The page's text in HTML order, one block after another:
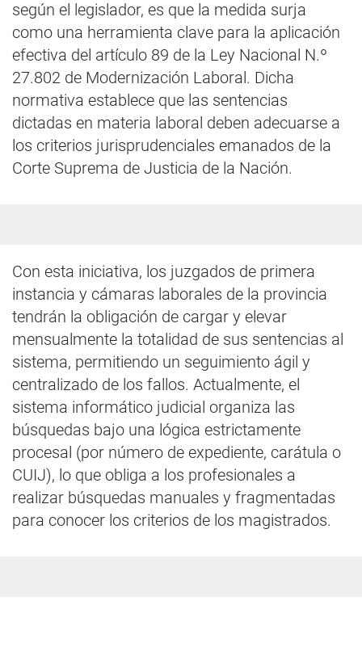
según el legislador, es que la medida surja
como una herramienta clave para la aplicación
efectiva del artículo 89 de la Ley Nacional N.º
27.802 de Modernización Laboral. Dicha
normativa establece que las sentencias
dictadas en materia laboral deben adecuarse a
los criterios jurisprudenciales emanados de la
Corte Suprema de Justicia de la Nación.
Con esta iniciativa, los juzgados de primera
instancia y cámaras laborales de la provincia
tendrán la obligación de cargar y elevar
mensualmente la totalidad de sus sentencias al
sistema, permitiendo un seguimiento ágil y
centralizado de los fallos. Actualmente, el
sistema informático judicial organiza las
búsquedas bajo una lógica estrictamente
procesal (por número de expediente, carátula o
CUIJ), lo que obliga a los profesionales a
realizar búsquedas manuales y fragmentadas
para conocer los criterios de los magistrados.